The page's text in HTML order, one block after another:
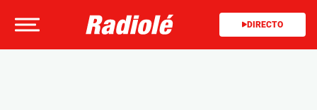
DIRECTO